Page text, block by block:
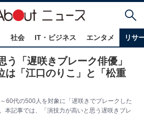
社会 IT・ビジネス エンタメ リサ
う「遅咲きブレーク俳優」
は「江口のりこ」と「松重
60代の500人を対象に「遅咲きでブレークした
本記事では、「演技力が高いと思う遅咲きブレ